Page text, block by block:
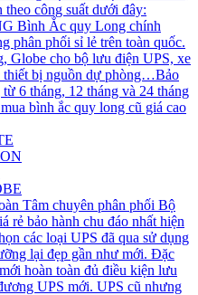
công suất dưới đây:
Bình Ắc quy Long chính
phân phối sỉ lẻ trên toàn quốc.
Globe cho bộ lưu điện UPS, xe
thiết bị nguồn dự phòng…Bảo
6 tháng, 12 tháng và 24 tháng
bình ắc quy long cũ giá cao
Tâm chuyên phân phối Bộ
rẻ bảo hành chu đáo nhất hiện
các loại UPS đã qua sử dụng
lại đẹp gần như mới. Đặc
hoàn toàn đủ điều kiện lưu
UPS mới. UPS cũ nhưng